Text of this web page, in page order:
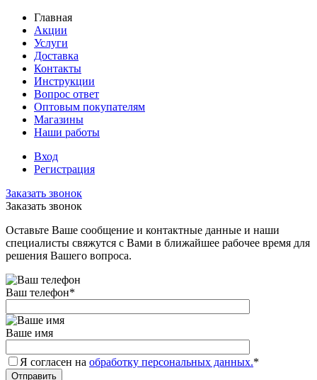
Главная
Акции
Услуги
Доставка
Контакты
Инструкции
Вопрос ответ
Оптовым покупателям
Магазины
Наши работы
Вход
Регистрация
Заказать звонок
Заказать звонок
Оставьте Ваше сообщение и контактные данные и наши
специалисты свяжутся с Вами в ближайшее рабочее время для
решения Вашего вопроса.
Ваш телефон*
Ваше имя
Я согласен на обработку персональных данных.*